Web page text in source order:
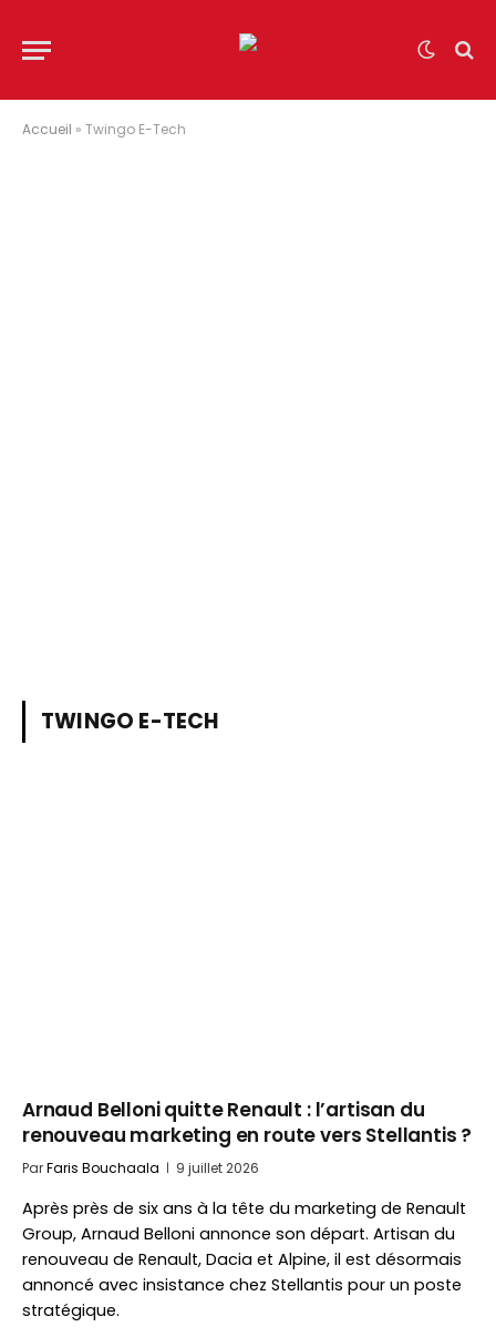
Accueil » Twingo E-Tech
TWINGO E-TECH
Arnaud Belloni quitte Renault : l’artisan du
renouveau marketing en route vers Stellantis ?
ParFaris Bouchaala 9 juillet 2026
Après près de six ans à la tête du marketing de Renault
Group, Arnaud Belloni annonce son départ. Artisan du
renouveau de Renault, Dacia et Alpine, il est désormais
annoncé avec insistance chez Stellantis pour un poste
stratégique.